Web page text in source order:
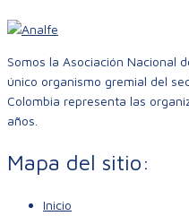
Somos la Asociación Nacional
único organismo gremial del
Colombia representa las
años.
Mapa del sitio:
Inicio